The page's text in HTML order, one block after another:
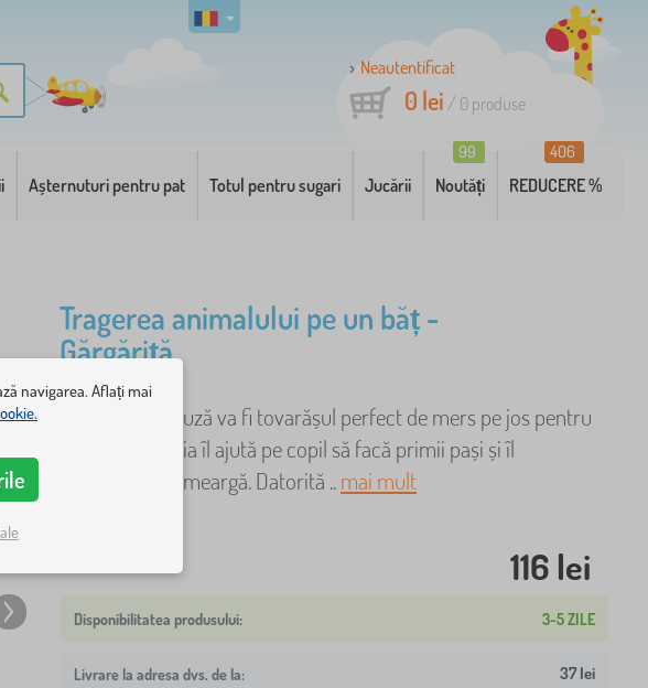
Neautentificat
0 lei / 0 produse
Așternuturi pentru pat Totul pentru sugari Jucării Noutăți
99
REDUCERE %
406
Tragerea animalului pe un băț -
Gărgăriță
Draguta buburuză va fi tovarășul perfect de mers pe jos pentru
cei mici. Jucăria îl ajută pe copil să facă primii pași și îl
încurajează să meargă. Datorită ..mai mult
116 lei
3-5 ZILE
Livrare la adresa dvs. de la: 37 lei
navigarea. Aflați mai